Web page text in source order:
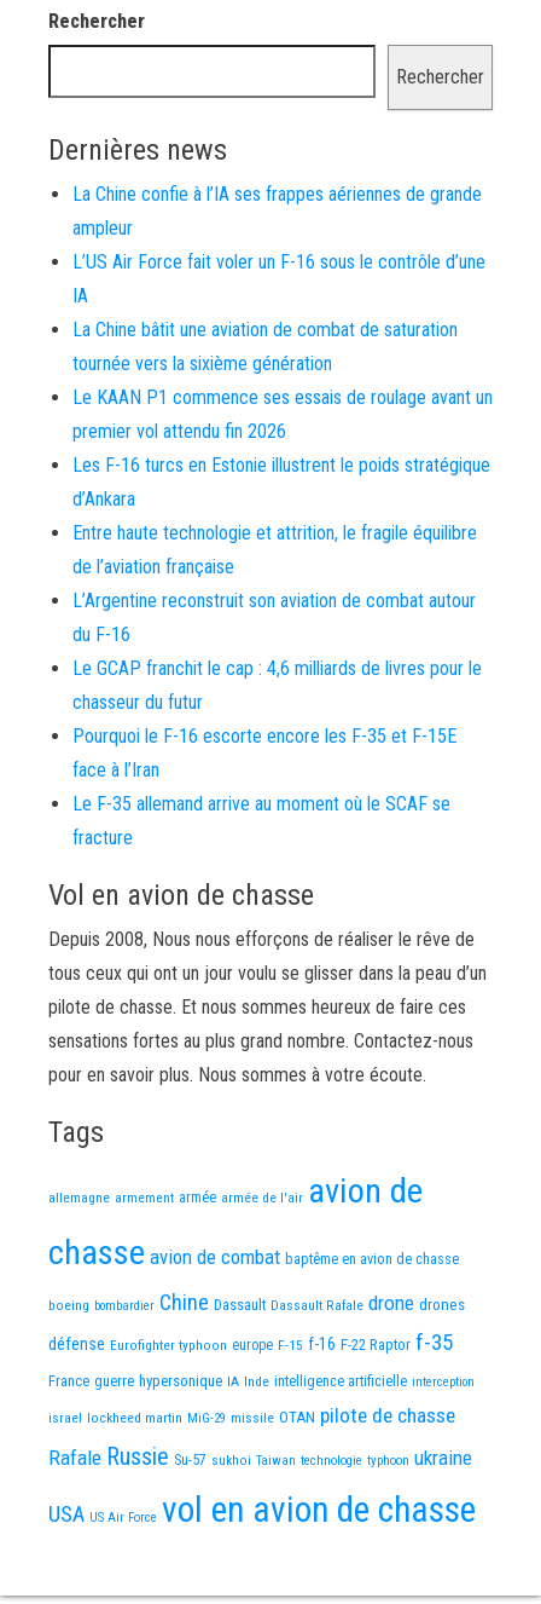
Rechercher
Rechercher
Dernières news
La Chine confie à l’IA ses frappes aériennes de grande
ampleur
L’US Air Force fait voler un F-16 sous le contrôle d’une
IA
La Chine bâtit une aviation de combat de saturation
tournée vers la sixième génération
Le KAAN P1 commence ses essais de roulage avant un
premier vol attendu fin 2026
Les F-16 turcs en Estonie illustrent le poids stratégique
d’Ankara
Entre haute technologie et attrition, le fragile équilibre
de l’aviation française
L’Argentine reconstruit son aviation de combat autour
du F-16
Le GCAP franchit le cap : 4,6 milliards de livres pour le
chasseur du futur
Pourquoi le F-16 escorte encore les F-35 et F-15E
face à l’Iran
Le F-35 allemand arrive au moment où le SCAF se
fracture
Vol en avion de chasse
Depuis 2008, Nous nous efforçons de réaliser le rêve de
tous ceux qui ont un jour voulu se glisser dans la peau d’un
pilote de chasse. Et nous sommes heureux de faire ces
sensations fortes au plus grand nombre. Contactez-nous
pour en savoir plus. Nous sommes à votre écoute.
Tags
allemagne armement armée armée de l'air avion de
chasse avion de combat baptême en avion de chasse
boeing bombardier Chine Dassault Dassault Rafale drone drones
défense Eurofighter typhoon europe F-15 f-16 F-22 Raptor f-35
France guerre hypersonique IA Inde intelligence artificielle interception
israel lockheed martin MiG-29 missile OTAN pilote de chasse
Rafale Russie Su-57 sukhoi Taiwan technologie typhoon ukraine
USA US Air Force vol en avion de chasse